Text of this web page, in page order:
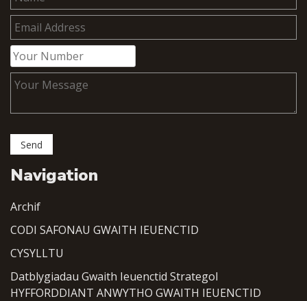
Navigation
Archif
CODI SAFONAU GWAITH IEUENCTID
CYSYLLTU
Datblygiadau Gwaith Ieuenctid Strategol
HYFFORDDIANT ANWYTHO GWAITH IEUENCTID